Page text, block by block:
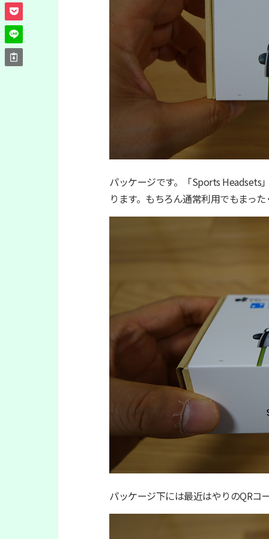
パッケージです。「Sports Headsets
ります。もちろん通常利用でもまっ
パッケージ下には最近はやりのQRコ